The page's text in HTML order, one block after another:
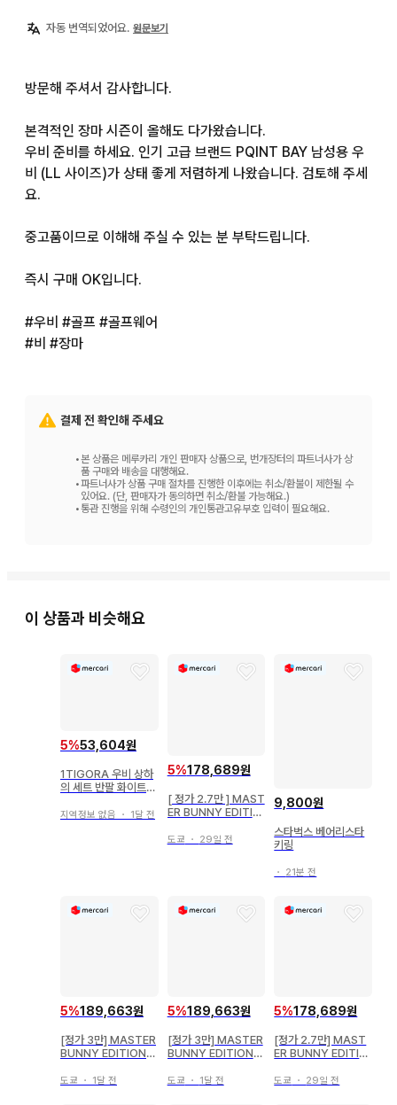
자동 번역되었어요. 원문보기
방문해 주셔서 감사합니다.
본격적인 장마 시즌이 올해도 다가왔습니다.
우비 준비를 하세요. 인기 고급 브랜드 PQINT BAY 남성용 우
비 (LL 사이즈)가 상태 좋게 저렴하게 나왔습니다. 검토해 주세
요.
중고품이므로 이해해 주실 수 있는 분 부탁드립니다.
즉시 구매 OK입니다.
#우비 #골프 #골프웨어
#비 #장마
결제 전 확인해 주세요
•본 상품은 메루카리 개인 판매자 상품으로, 번개장터의 파트너사가 상
품 구매와 배송을 대행해요.
•파트너사가 상품 구매 절차를 진행한 이후에는 취소/환불이 제한될 수
있어요. (단, 판매자가 동의하면 취소/환불 가능해요.)
•통관 진행을 위해 수령인의 개인통관고유부호 입력이 필요해요.
이 상품과 비슷해요
5%53,604원
1TIGORA 우비 상하
의 세트 반팔 화이트
지역정보 없음 ・ 1달 전
5%178,689원
[ 정가 2.7만 ] MAST
ER BUNNY EDITIO
도쿄 ・ 29일 전
9,800원
스타벅스 베어리스타
키링
・ 21분 전
5%189,663원
[정가 3만] MASTER
BUNNY EDITION
도쿄 ・ 1달 전
5%189,663원
[정가 3만] MASTER
BUNNY EDITION
도쿄 ・ 1달 전
5%178,689원
[정가 2.7만] MAST
ER BUNNY EDITIO
도쿄 ・ 29일 전